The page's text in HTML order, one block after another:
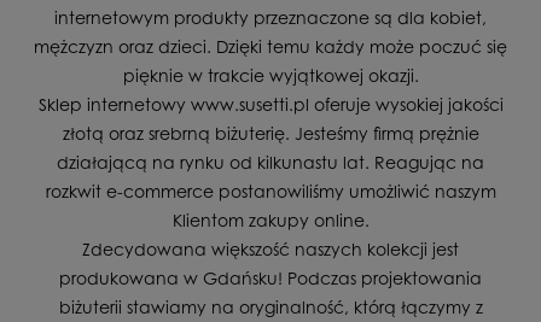
internetowym produkty przeznaczone są dla kobiet,
mężczyzn oraz dzieci. Dzięki temu każdy może poczuć się
pięknie w trakcie wyjątkowej okazji.
Sklep internetowy www.susetti.pl oferuje wysokiej jakości
złotą oraz srebrną biżuterię. Jesteśmy firmą prężnie
działającą na rynku od kilkunastu lat. Reagując na
rozkwit e-commerce postanowiliśmy umożliwić naszym
Klientom zakupy online.
Zdecydowana większość naszych kolekcji jest
produkowana w Gdańsku! Podczas projektowania
biżuterii stawiamy na oryginalność, którą łączymy z